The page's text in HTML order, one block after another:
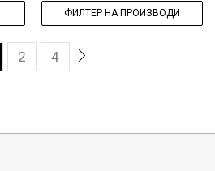
ФИЛТЕР НА ПРОИЗВОДИ
2 4